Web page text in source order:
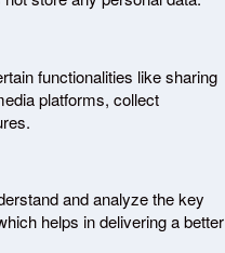
functionalities like sharing
platforms, collect
and analyze the key
helps in delivering a better